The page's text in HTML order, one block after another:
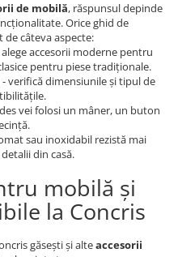
de mobilă, răspunsul depinde
Orice ghid de
câteva aspecte:
alege accesorii moderne pentru
pentru piese tradiționale.
- verifică dimensiunile și tipul de
vei folosi un mâner, un buton
sau inoxidabil rezistă mai
din casă.
mobilă și
la Concris
găsești și alteaccesorii